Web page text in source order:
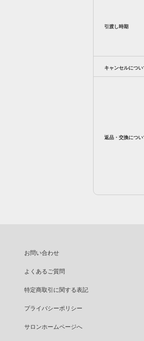
引渡し時期
キャンセルについ
返品・交換につい
お問い合わせ
よくあるご質問
特定商取引に関する表記
プライバシーポリシー
サロンホームページへ